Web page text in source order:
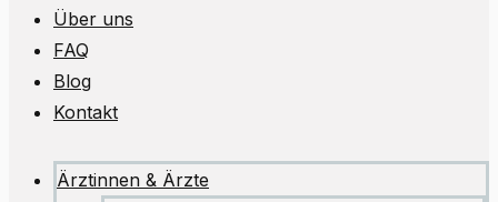
Über uns
FAQ
Blog
Kontakt
Ärztinnen & Ärzte